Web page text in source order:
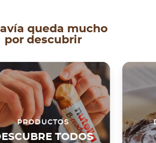
queda mucho
por descubrir
PRODUCTOS
TODOS